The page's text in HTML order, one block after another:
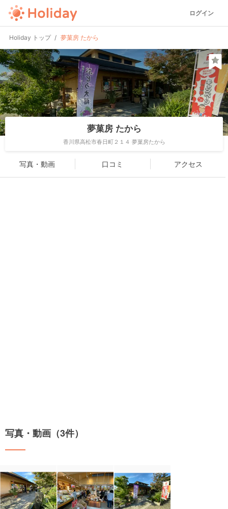
ログイン
Holiday トップ 夢菓房 たから
夢菓房 たから
香川県高松市春日町２１４ 夢菓房たから
写真・動画 口コミ アクセス
写真・動画（3件）